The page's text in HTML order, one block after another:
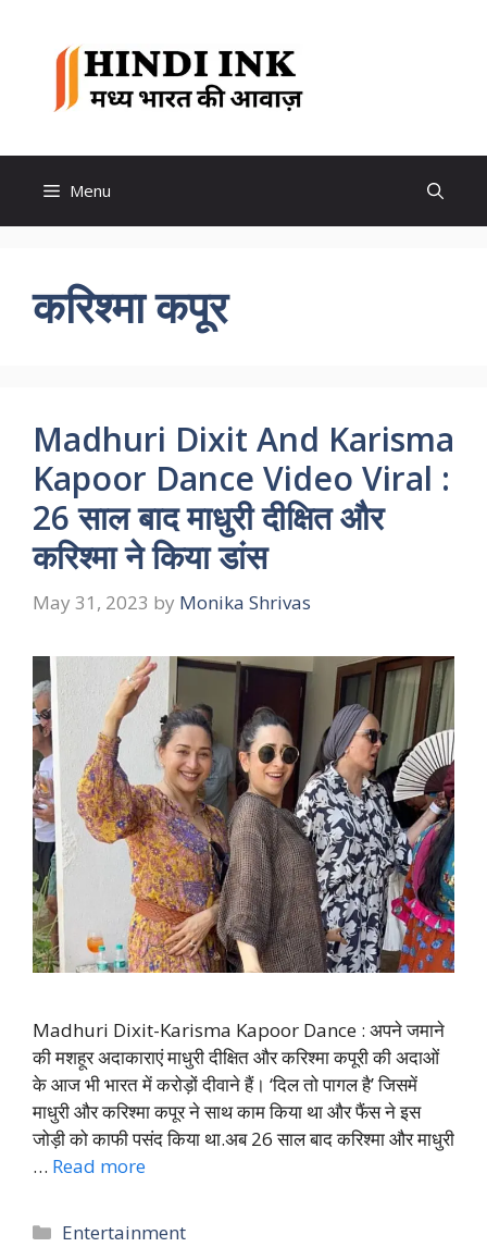
content
Menu
करिश्मा कपूर
Madhuri Dixit And Karisma
Kapoor Dance Video Viral :
26 साल बाद माधुरी दीक्षित और
करिश्मा ने किया डांस
May 31, 2023 by Monika Shrivas
Madhuri Dixit-Karisma Kapoor Dance : अपने जमाने
की मशहूर अदाकाराएं माधुरी दीक्षित और करिश्मा कपूरी की अदाओं
के आज भी भारत में करोड़ों दीवाने हैं। ‘दिल तो पागल है’ जिसमें
माधुरी और करिश्मा कपूर ने साथ काम किया था और फैंस ने इस
जोड़ी को काफी पसंद किया था.अब 26 साल बाद करिश्मा और माधुरी
… Read more
Categories
Entertainment